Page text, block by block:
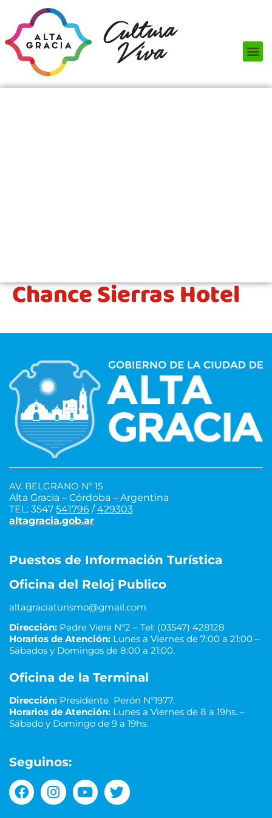
Chance Sierras Hotel
AV. BELGRANO Nº 15
Alta Gracia – Córdoba – Argentina
TEL: 3547 541796 /429303
altagracia.gob.ar
Puestos de Información Turística
Oficina del Reloj Publico
altagraciaturismo@gmail.com
Dirección: Padre Viera Nº2 – Tel: (03547) 428128
Horarios de Atención: Lunes a Viernes de 7:00 a 21:00 –
Sábados y Domingos de 8:00 a 21:00.
Oficina de la Terminal
Dirección: Presidente Perón Nº1977.
Horarios de Atención: Lunes a Viernes de 8 a 19hs. –
Sábado y Domingo de 9 a 19hs.
Seguinos: